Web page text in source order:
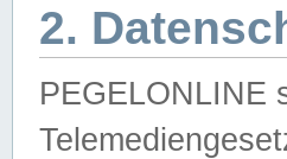
2.
PEGELONLINE